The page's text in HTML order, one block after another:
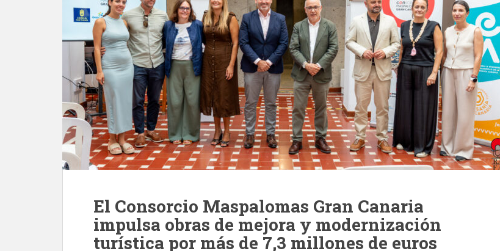
El Consorcio Maspalomas Gran Canaria
impulsa obras de mejora y modernización
turística por más de 7,3 millones de euros